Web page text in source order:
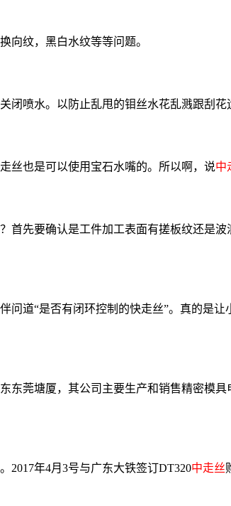
向纹，黑白水纹等等问题。
闭喷水。以防止乱甩的钼丝水花乱溅跟刮花
丝也是可以使用宝石水嘴的。所以啊，说中
首先要确认是工件加工表面有搓板纹还是
问道“是否有闭环控制的快走丝”。真的是
莞塘厦，其公司主要生产和销售精密模
2017年4月3号与广东大铁签订DT320中走丝